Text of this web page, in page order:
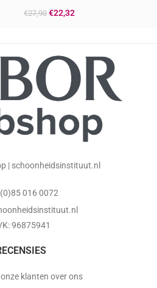
€27,90 €22,32
| schoonheidsinstituut.nl
016 0072
96875941
klanten over ons